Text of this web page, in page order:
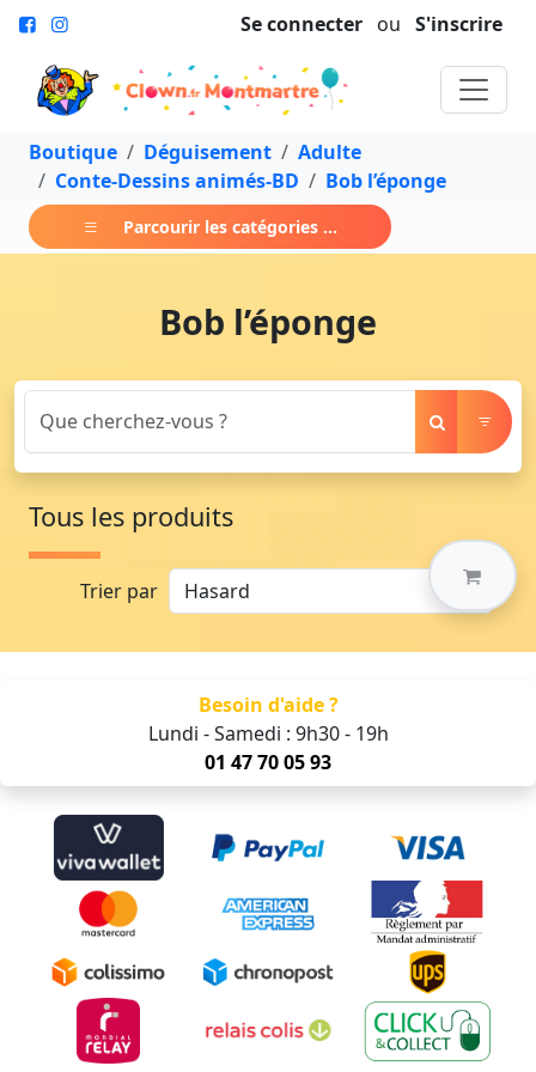
Se connecter ou S'inscrire
Boutique Déguisement
Adulte
Conte-Dessins animés-BD
Bob l’éponge
Parcourir les catégories ...
Bob l’éponge
Tous les produits
Trier par
Besoin d'aide ?
Lundi - Samedi : 9h30 - 19h
01 47 70 05 93